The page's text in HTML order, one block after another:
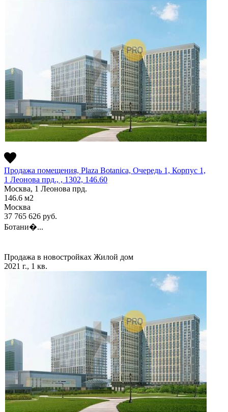
Продажа помещения, Plaza Botanica, Очередь 1, Корпус 1,
1 Леонова прд., , 1302, 146.60
Москва, 1 Леонова прд.
146.6 м2
Москва
37 765 626 руб.
Ботани�...
Продажа в новостройках Жилой дом
2021 г., 1 кв.